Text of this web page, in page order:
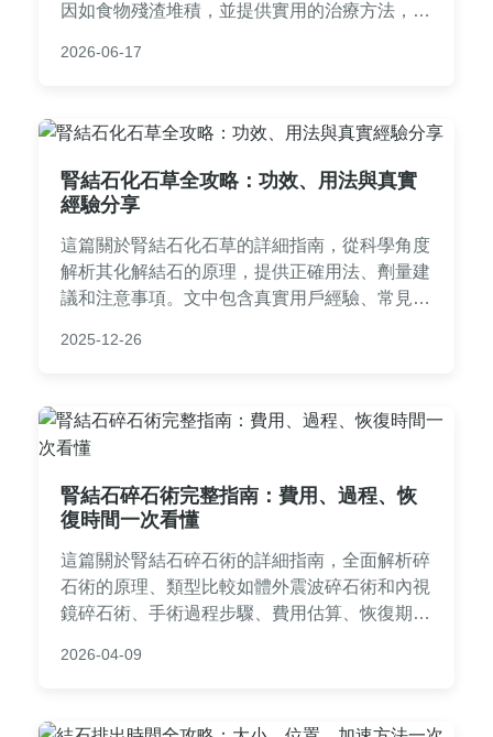
因如食物殘渣堆積，並提供實用的治療方法，從
策略、常見問題解答，以及個人經驗分享，幫助
實用性和可靠性。
2026-06-17
腎結石化石草全攻略：功效、用法與真實
經驗分享
這篇關於腎結石化石草的詳細指南，從科學角度
解析其化解結石的原理，提供正確用法、劑量建
議和注意事項。文中包含真實用戶經驗、常見問
適合所有關注腎臟健康的人閱讀。
2025-12-26
腎結石碎石術完整指南：費用、過程、恢
復時間一次看懂
這篇關於腎結石碎石術的詳細指南，全面解析碎
石術的原理、類型比較如體外震波碎石術和內視
鏡碎石術、手術過程步驟、費用估算、恢復期注
識，幫助您了解腎結石治療的選擇，減少對手術
2026-04-09